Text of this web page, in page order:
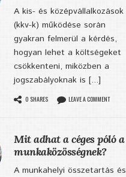
A kis- és középvállalkozások
(kkv-k) működése során
gyakran felmerül a kérdés,
hogyan lehet a költségeket
csökkenteni, miközben a
jogszabályoknak is [...]
0 SHARES LEAVE A COMMENT
Mit adhat a céges póló a
munkaközösségnek?
A munkahelyi összetartás és